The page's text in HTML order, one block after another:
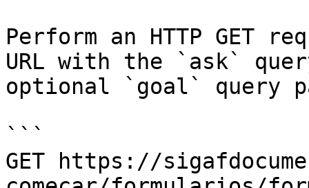
Perform an HTTP GET
URL with the `ask`
optional `goal` query
```
GET https://